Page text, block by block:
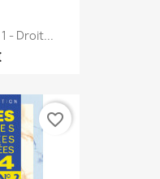
- Droit...
favorite_border